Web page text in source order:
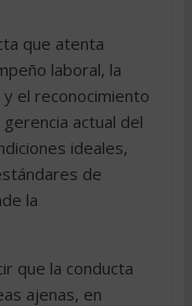
que atenta
laboral, la
el reconocimiento
actual del
ideales,
de
la
que la conducta
ajenas, en